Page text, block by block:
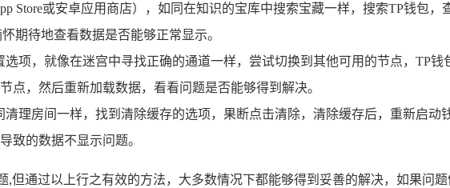
Store或安卓应用商店），如同在知识的宝库中搜索宝藏一样，搜索TP钱包
期待地查看数据是否能够正常显示。
选项，就像在迷宫中寻找正确的通道一样，尝试切换到其他可用的节点，TP
点，然后重新加载数据，看看问题是否能够得到解决。
清理房间一样，找到清除缓存的选项，果断点击清除，清除缓存后，重新启
致的数据不显示问题。
,但通过以上行之有效的方法，大多数情况下都能够得到妥善的解决，如果问